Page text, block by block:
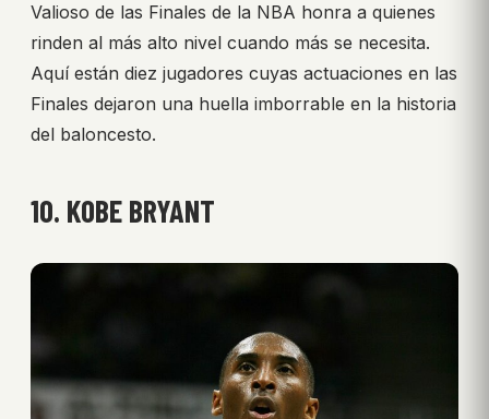
Valioso de las Finales de la NBA honra a quienes
rinden al más alto nivel cuando más se necesita.
Aquí están diez jugadores cuyas actuaciones en las
Finales dejaron una huella imborrable en la historia
del baloncesto.
10. KOBE BRYANT